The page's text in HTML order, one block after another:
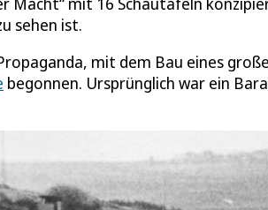
sehen ist.
mit dem Bau eines
begonnen. Ursprünglich war ein